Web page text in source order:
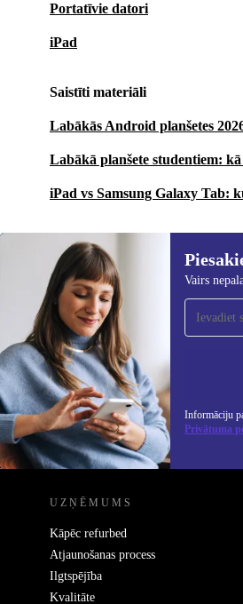
Portatīvie datori
iPad
Saistīti materiāli
Labākās Android planšetes
Labākā planšete studentiem:
iPad vs Samsung Galaxy Tab:
Vairs
Informāciju
Privātuma
Piesakieties mūsu
saņemšanai!
Nekad vairs
piedāvājumu.
REFURBED - RETHINK
UZŅĒMUMS
Kāpēc refurbed
Atjaunošanas process
Ilgtspējība
Kvalitāte